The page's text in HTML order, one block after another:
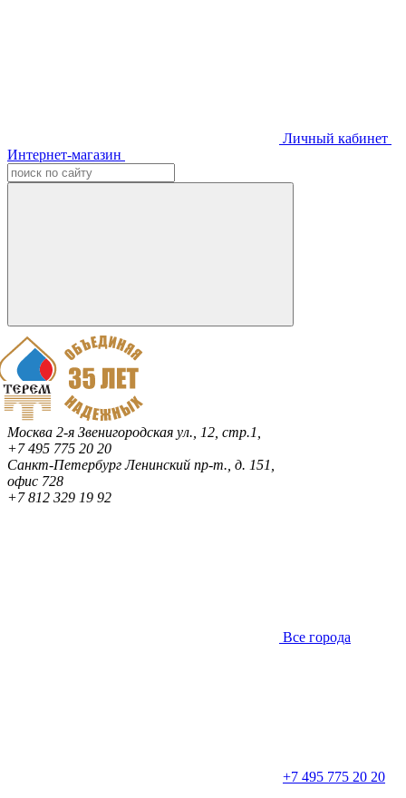
Личный кабинет
Интернет-магазин
Москва 2-я Звенигородская ул., 12, стр.1,
+7 495 775 20 20
Санкт-ПетербургЛенинский пр-т., д. 151,
офис 728
+7 812 329 19 92
Все города
+7 495 775 20 20